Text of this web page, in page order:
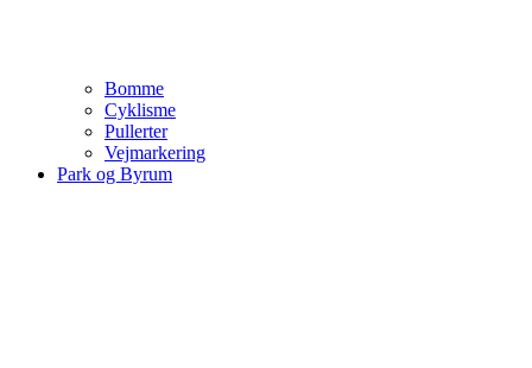
Bomme
Cyklisme
Pullerter
Vejmarkering
Park og Byrum